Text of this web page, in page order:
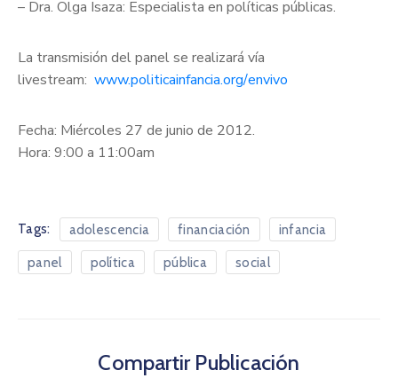
– Dra. Olga Isaza: Especialista en políticas públicas.
La transmisión del panel se realizará vía
livestream: www.politicainfancia.org/envivo
Fecha: Miércoles 27 de junio de 2012.
Hora: 9:00 a 11:00am
Tags: adolescencia financiación infancia
panel política pública social
Compartir Publicación